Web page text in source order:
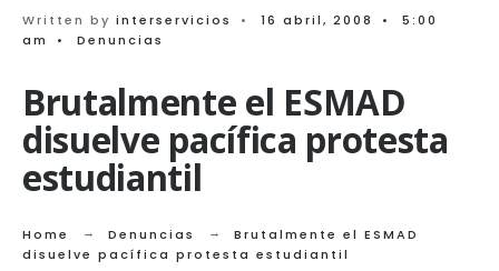
Written by interservicios • 16 abril, 2008 •
5:00
am
• Denuncias
Brutalmente el ESMAD
disuelve pacífica protesta
estudiantil
Home Denuncias
Brutalmente el ESMAD
disuelve pacífica protesta estudiantil